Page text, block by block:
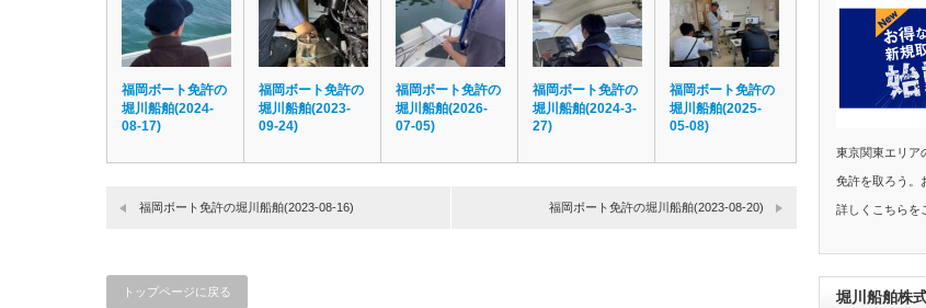
福岡ボート免許の
堀川船舶(2024-
08-17)
福岡ボート免許の
堀川船舶(2023-
09-24)
福岡ボート免許の
堀川船舶(2026-
07-05)
福岡ボート免許の
堀川船舶(2024-3-
27)
福岡ボート免許の
堀川船舶(2025-
05-08)
福岡ボート免許の堀川船舶(2023-08-16) 福岡ボート免許の堀川船舶(2023-08-20)
トップページに戻る
東京関東エリア
免許を取ろう。
詳しくこちらを
堀川船舶株